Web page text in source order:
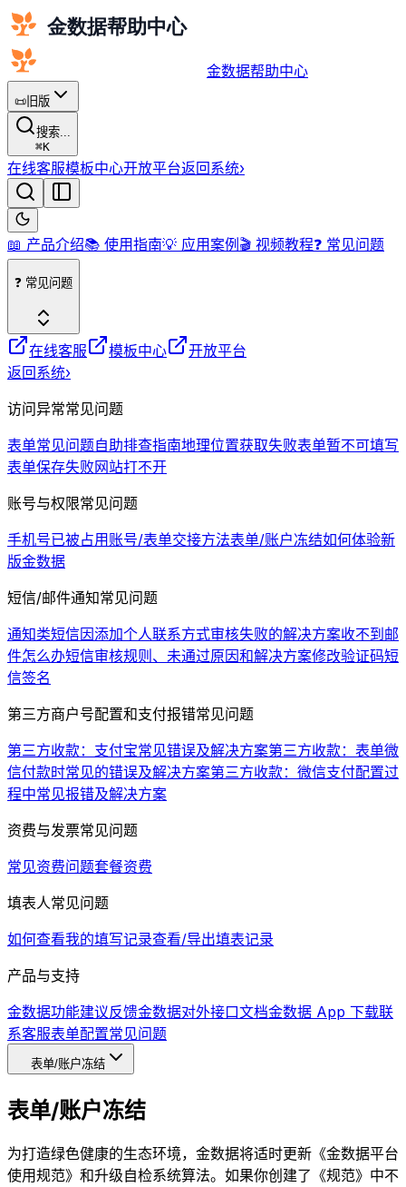
金数据帮助中心
📜 旧版
搜索...
⌘K
在线客服模板中心开放平台返回系统›
📖 产品介绍📚 使用指南💡 应用案例 🎬 视频教程❓ 常见问题
❓ 常见问题
在线客服 模板中心
开放平台
返回系统›
访问异常常见问题
表单常见问题自助排查指南地理位置获取失败表单暂不可填写
表单保存失败网站打不开
账号与权限常见问题
手机号已被占用账号/表单交接方法表单/账户冻结如何体验新
版金数据
短信/邮件通知常见问题
通知类短信因添加个人联系方式审核失败的解决方案收不到邮
件怎么办短信审核规则、未通过原因和解决方案修改验证码短
信签名
第三方商户号配置和支付报错常见问题
第三方收款：支付宝常见错误及解决方案第三方收款：表单微
信付款时常见的错误及解决方案第三方收款：微信支付配置过
程中常见报错及解决方案
资费与发票常见问题
常见资费问题套餐资费
填表人常见问题
如何查看我的填写记录查看/导出填表记录
产品与支持
金数据功能建议反馈金数据对外接口文档金数据 App 下载联
系客服表单配置常见问题
表单/账户冻结
表单/账户冻结
为打造绿色健康的生态环境，金数据将适时更新《金数据平台
使用规范》和升级自检系统算法。如果你创建了《规范》中不